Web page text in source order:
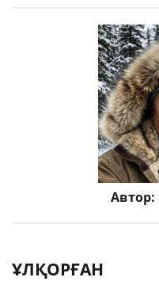
Автор:
ҰЛҚОРҒАН